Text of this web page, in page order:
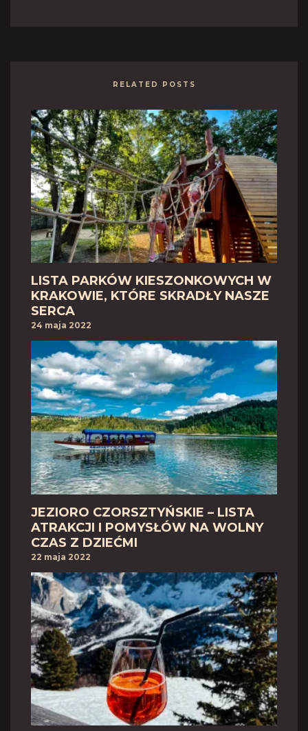
RELATED POSTS
LISTA PARKÓW KIESZONKOWYCH W
KRAKOWIE, KTÓRE SKRADŁY NASZE
SERCA
24 maja 2022
JEZIORO CZORSZTYŃSKIE – LISTA
ATRAKCJI I POMYSŁÓW NA WOLNY
CZAS Z DZIEĆMI
22 maja 2022